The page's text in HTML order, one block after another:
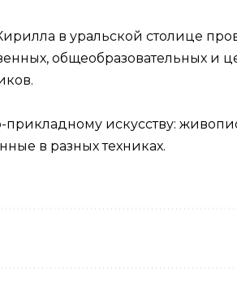
в уральской столице
общеобразовательных и
искусству:
в разных техниках.